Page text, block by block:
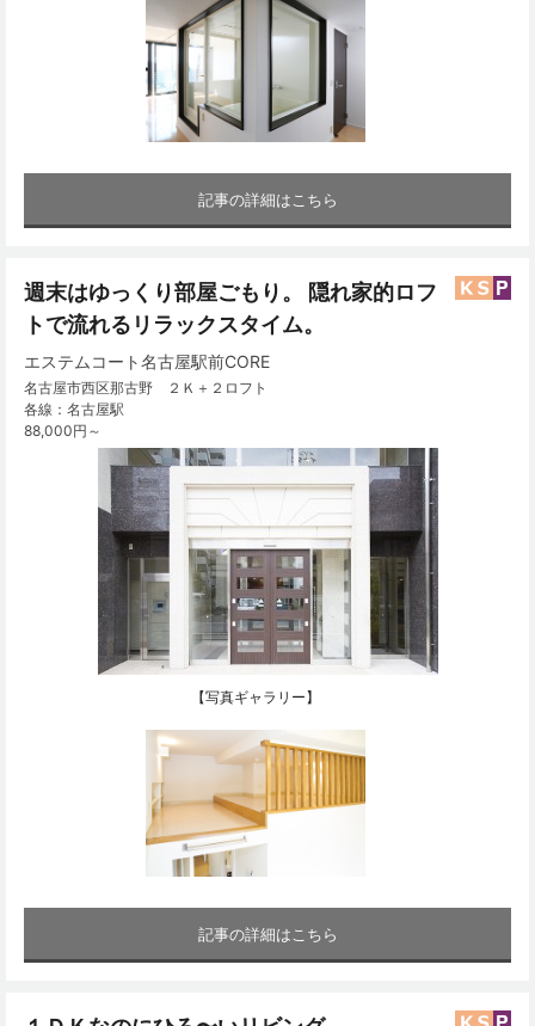
記事の詳細はこちら
週末はゆっくり部屋ごもり。 隠れ家的ロフ
トで流れるリラックスタイム。
エステムコート名古屋駅前CORE
名古屋市西区那古野 ２Ｋ＋２ロフト
各線：名古屋駅
88,000円～
【写真ギャラリー】
記事の詳細はこちら